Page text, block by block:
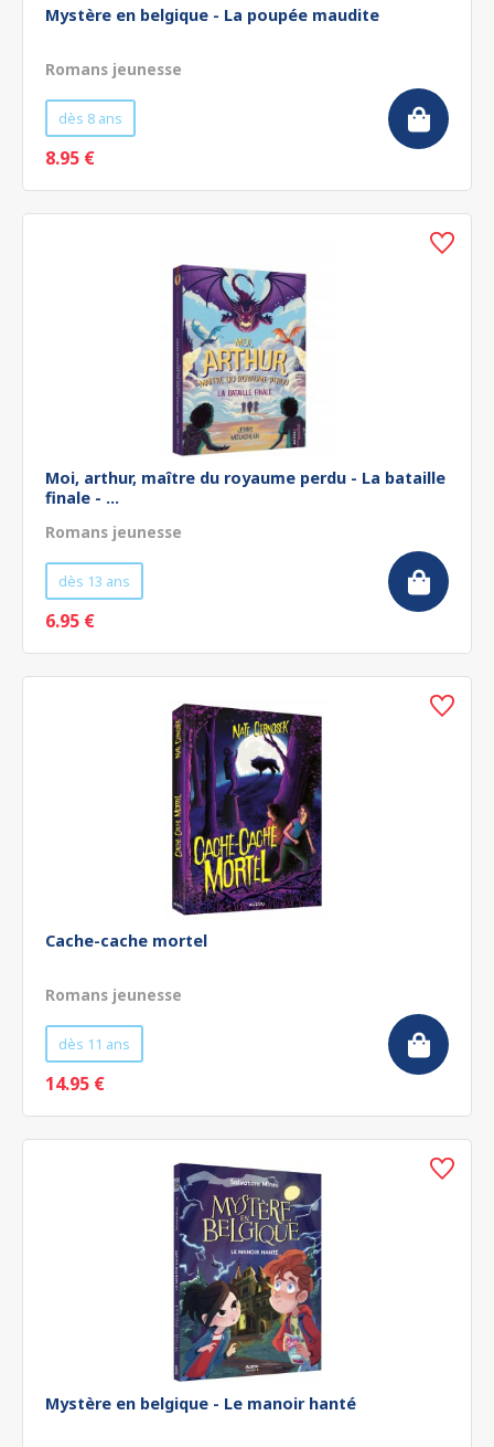
Mystère en belgique - La poupée maudite
Romans jeunesse
dès 8 ans
8.95 €
Moi, arthur, maître du royaume perdu - La bataille
finale - ...
Romans jeunesse
dès 13 ans
6.95 €
Cache-cache mortel
Romans jeunesse
dès 11 ans
14.95 €
Mystère en belgique - Le manoir hanté